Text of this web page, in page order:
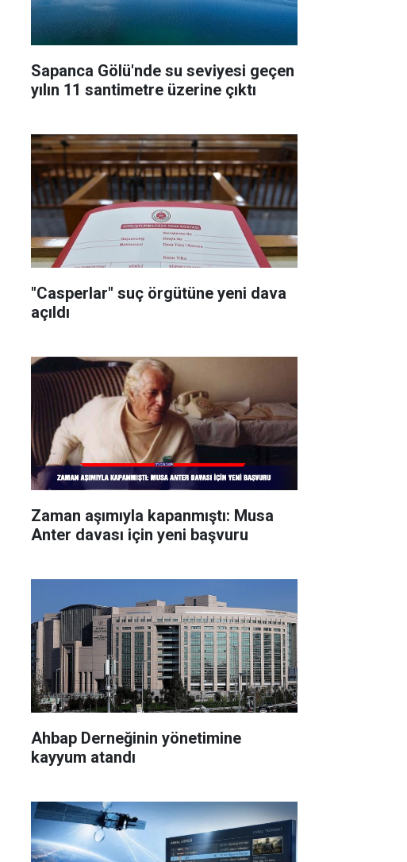
Sapanca Gölü'nde su seviyesi geçen
yılın 11 santimetre üzerine çıktı
"Casperlar" suç örgütüne yeni dava
açıldı
Zaman aşımıyla kapanmıştı: Musa
Anter davası için yeni başvuru
Ahbap Derneğinin yönetimine
kayyum atandı